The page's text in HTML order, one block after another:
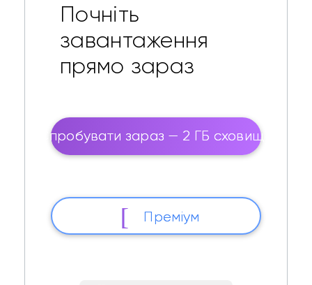
Почніть
завантаження
прямо зараз
Спробувати зараз — 2 ГБ сховища
Преміум